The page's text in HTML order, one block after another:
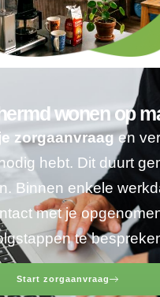
wonen op
zorgaanvraagen
hebt. Dit duurt
Binnen enkele
met je
te
Start zorgaanvraag